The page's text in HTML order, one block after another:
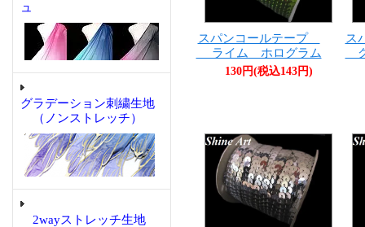
ュ
グラデーション刺繍生地
（ノンストレッチ）
2wayストレッチ生地
スパンコールテープ
ライム ホログラム
130円(税込143円)
ス